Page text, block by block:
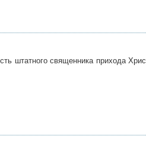
штатного священника прихода